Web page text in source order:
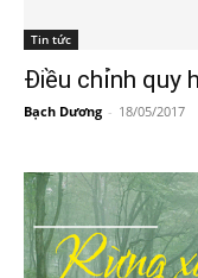
Tin tức
Điều chỉnh quy
Bạch Dương - 18/05/2017